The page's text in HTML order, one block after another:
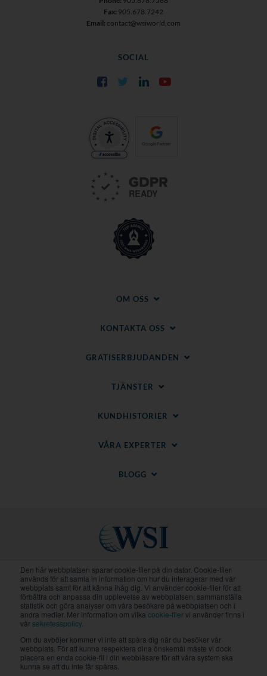
Den här webbplatsen sparar cookie-filer på din dator. Cookie-filer
används för att samla in information om hur du interagerar med vår
webbplats samt för att känna ihåg dig. Vi använder cookie-filer för att
förbättra och anpassa din upplevelse av webbplatsen, sammanställa
statistik och göra analyser om våra besökare på webbplatsen och i
andra medier. Mer information om vilka cookie-filervi använder finns i
vårsekretesspolicy.
Om du avböjer kommer vi inte att spåra dig när du besöker vår
webbplats. För att kunna respektera dina önskemål måste vi dock
placera en enda cookie-fil i din webbläsare för att våra system ska
kunna se att du inte får spåras.
Fax: 905.678.7242
Email: contact@wsiworld.com
SOCIAL
FacebookTwitter LinkedIn
OM OSS
KONTAKTA OSS
GRATISERBJUDANDEN
TJÄNSTER
KUNDHISTORIER
VÅRA EXPERTER
BLOGG
© 2020-2026WSI. Alla rättigheter förbehållna. WSI
ICE och WSI IM är registrerade varumärken för
IntegritetspolicyochCookiepolicy.
Varje WSI-franchise är ett självständigt ägt och
drivet företag.
Regionala Webbplatser